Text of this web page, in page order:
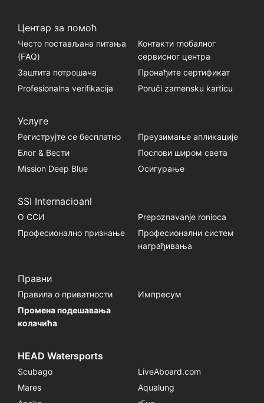
Центар за помоћ
Често постављана питања
(FАQ)
Контакти глобалног
сервисног центра
Заштита потрошача
Пронађите сертификат
Profesionalna verifikacija
Poruči zamensku karticu
Услуге
Региструјте се бесплатно
Преузимање апликације
Блог & Вести
Послови широм света
Mission Deep Blue
Осигурање
SSI Internacioanl
О ССИ
Prepoznavanje ronioca
Професионално признање
Професионални систем
награђивања
Правни
Правила о приватности
Импресум
Промена подешавања
колачића
HEAD Watersports
Scubago
LiveAboard.com
Mares
Aqualung